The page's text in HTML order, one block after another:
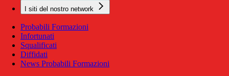
I siti del nostro network
Probabili Formazioni
Infortunati
Squalificati
Diffidati
News Probabili Formazioni